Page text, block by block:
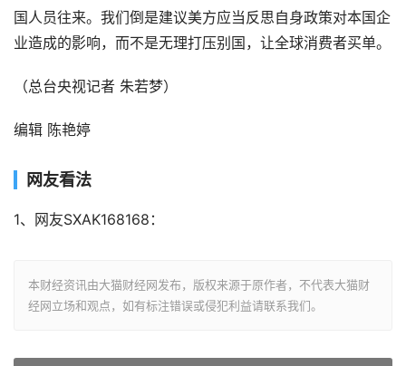
国人员往来。我们倒是建议美方应当反思自身政策对本国企
业造成的影响，而不是无理打压别国，让全球消费者买单。
（总台央视记者 朱若梦）
编辑 陈艳婷
网友看法
1、网友SXAK168168：
本财经资讯由大猫财经网发布，版权来源于原作者，不代表大猫财
经网立场和观点，如有标注错误或侵犯利益请联系我们。